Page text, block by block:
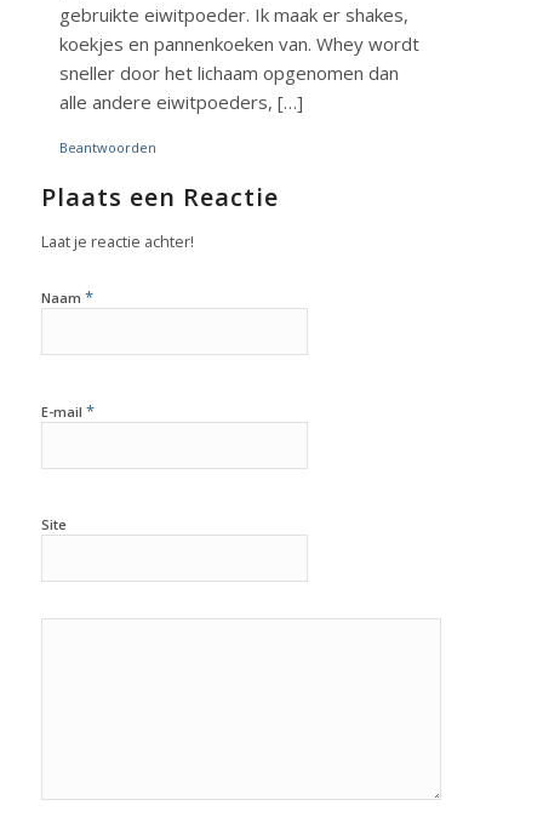
gebruikte eiwitpoeder. Ik maak er shakes,
koekjes en pannenkoeken van. Whey wordt
sneller door het lichaam opgenomen dan
alle andere eiwitpoeders, […]
Beantwoorden
Plaats een Reactie
Laat je reactie achter!
Naam *
E-mail *
Site